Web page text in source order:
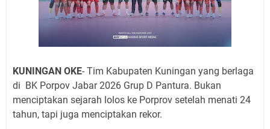
Info Sembako di Pasar Kepuh Kuningan Kamis 6
Agustus 2026, Daging Naik, Telur Turun
Agenda Kegiatan Bupati Kuningan Jumat 7 Agustus
Agustus 2026
KUNINGAN OKE- Tim Kabupaten Kuningan yang berlaga
di BK Porpov Jabar 2026 Grup D Pantura. Bukan
menciptakan sejarah lolos ke Porprov setelah menati 24
tahun, tapi juga menciptakan rekor.